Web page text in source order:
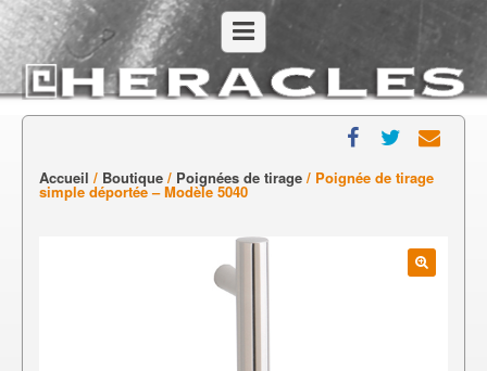
Accueil / Boutique / Poignées de tirage / Poignée de tirage
simple déportée – Modèle 5040